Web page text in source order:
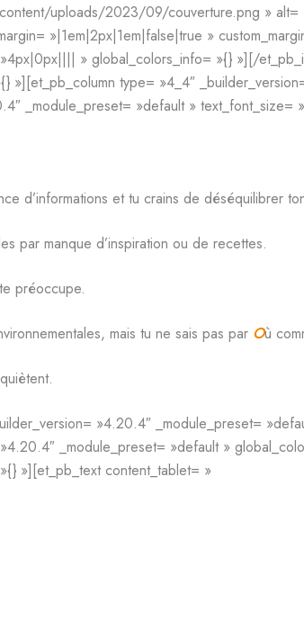
uploads/2023/09/couverture.png » alt=
»|1em|2px|1em|false|true »
» global_colors_info= »{} »][/
»][et_pb_column type= »4_4″
_module_preset= »default » text_font_size=
d’informations et tu crains de déséquilibrer
par manque d’inspiration ou de recettes.
préoccupe.
mais tu ne sais pas par Où
»4.20.4″ _module_preset=
_module_preset= »default »
»][et_pb_text content_tablet= »